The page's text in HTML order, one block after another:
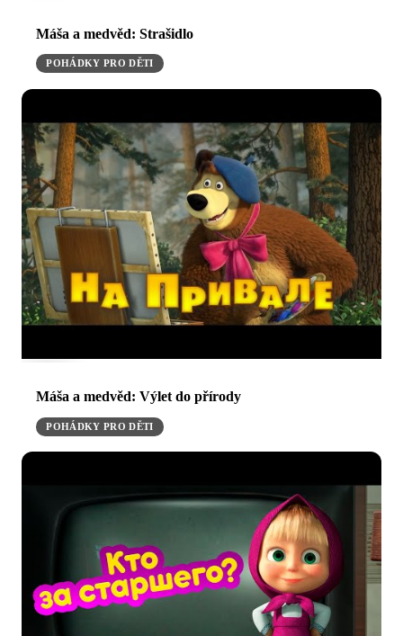
Máša a medvěd: Strašidlo
POHÁDKY PRO DĚTI
Máša a medvěd: Výlet do přírody
POHÁDKY PRO DĚTI